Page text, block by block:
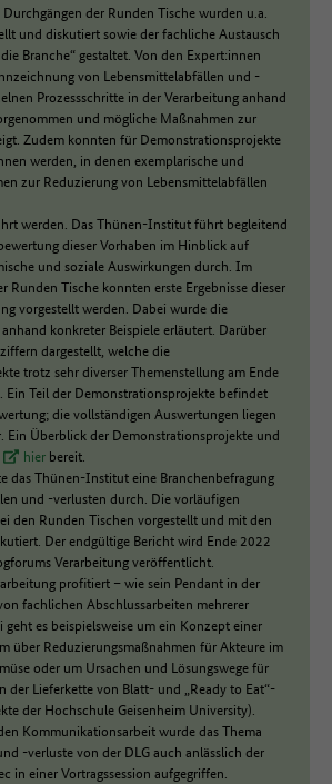
der Runden Tische wurden u.a.
und diskutiert sowie der fachliche Austausch
Branche“ gestaltet. Von den Expert:innen
von Lebensmittelabfällen und -
Prozessschritte in der Verarbeitung anhand
und mögliche Maßnahmen zur
Zudem konnten für Demonstrationsprojekte
werden, in denen exemplarische und
zur Reduzierung von Lebensmittelabfällen
werden. Das Thünen-Institut führt begleitend
dieser Vorhaben im Hinblick auf
und soziale Auswirkungen durch. Im
Runden Tische konnten erste Ergebnisse dieser
vorgestellt werden. Dabei wurde die
konkreter Beispiele erläutert. Darüber
dargestellt, welche die
trotz sehr diverser Themenstellung am Ende
Ein Teil der Demonstrationsprojekte befindet
die vollständigen Auswertungen liegen
Ein Überblick der Demonstrationsprojekte und
hier bereit.
das Thünen-Institut eine Branchenbefragung
und -verlusten durch. Die vorläufigen
den Runden Tischen vorgestellt und mit den
Der endgültige Bericht wird Ende 2022
Verarbeitung veröffentlicht.
profitiert – wie sein Pendant in der
fachlichen Abschlussarbeiten mehrerer
es beispielsweise um ein Konzept einer
über Reduzierungsmaßnahmen für Akteure im
oder um Ursachen und Lösungswege für
der Lieferkette von Blatt- und „Ready to Eat“-
der Hochschule Geisenheim University).
Kommunikationsarbeit wurde das Thema
-verluste von der DLG auch anlässlich der
in einer Vortragssession aufgegriffen.